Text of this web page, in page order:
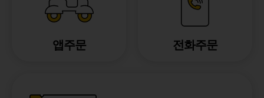
앱주문 전화주문